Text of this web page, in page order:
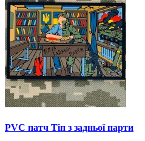
PVC патч Тіп з задньої парти